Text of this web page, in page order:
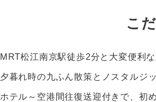
こ
MRT松江南京駅徒歩2分と大変便利
夕暮れ時の九ふん散策とノスタルジ
ホテル～空港間往復送迎付きで、初